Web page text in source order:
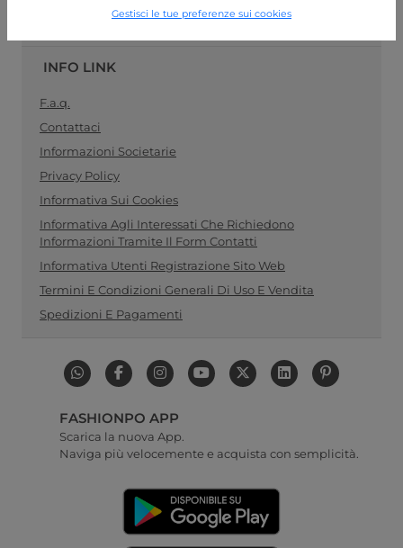
Gestisci le tue preferenze sui cookies
Contattaci su WhatsApp
INFO LINK
F.a.q.
Contattaci
Informazioni Societarie
Privacy Policy
Informativa Sui Cookies
Informativa Agli Interessati Che Richiedono
Informazioni Tramite Il Form Contatti
Informativa Utenti Registrazione Sito Web
Termini E Condizioni Generali Di Uso E Vendita
Spedizioni E Pagamenti
FASHIONPO APP
Scarica la nuova App.
Naviga più velocemente e acquista con semplicità.